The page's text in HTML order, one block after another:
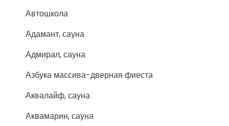
Автошкола
Адамант, сауна
Адмирал, сауна
Азбука массива-дверная фиеста
Аквалайф, сауна
Аквамарин, сауна